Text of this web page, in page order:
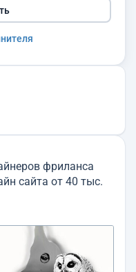
фриланса
сайта от 40 тыс.